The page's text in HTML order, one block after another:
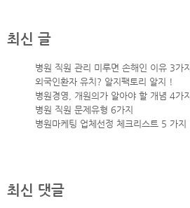
최신 글
병원 직원 관리 미루면 손해인 이유 3가지
외국인환자 유치? 알지팩토리 알지 !
병원경영, 개원의가 알아야 할 개념 4가지
병원 직원 문제유형 6가지
병원마케팅 업체선정 체크리스트 5 가지
최신 댓글